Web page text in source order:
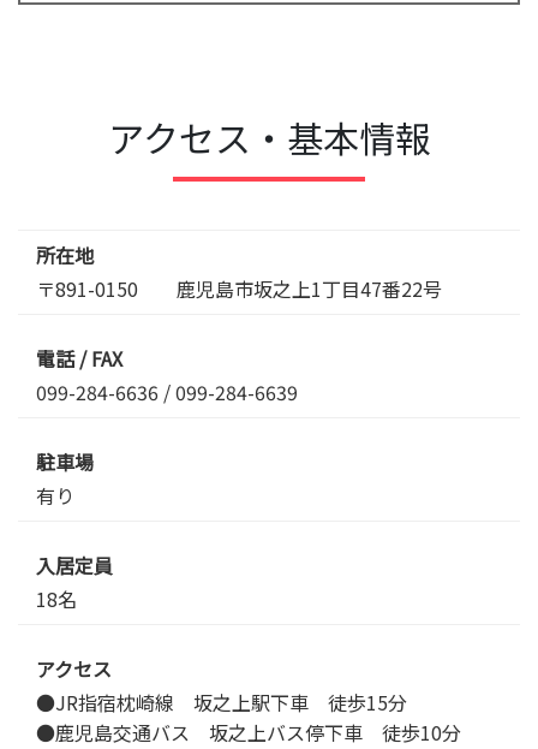
アクセス・基本情報
所在地
〒891-0150 鹿児島市坂之上1丁目47番22号
電話 / FAX
099-284-6636 / 099-284-6639
駐車場
有り
入居定員
18名
アクセス
●JR指宿枕崎線 坂之上駅下車 徒歩15分
●鹿児島交通バス 坂之上バス停下車 徒歩10分